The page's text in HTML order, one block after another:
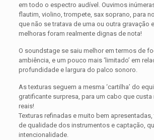
em todo o espectro audível. Ouvimos
flautim, violino, trompete, sax soprano, para
que não se tratava de uma ou outra gravação
melhoras foram realmente dignas de nota!
O soundstage se saiu melhor em termos de
ambiência, e um pouco mais ‘limitado’ em
profundidade e largura do palco sonoro.
As texturas seguem a mesma ‘cartilha’ do
gratificante surpresa, para um cabo que custa
reais!
Texturas refinadas e muito bem
de qualidade dos instrumentos e captação,
intencionalidade.